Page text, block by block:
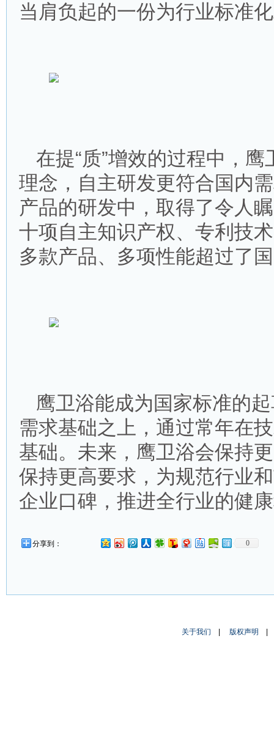
当肩负起的一份为行业标准
在提“质”增效的过程中，
理念，自主研发更符合国内
产品的研发中，取得了令人
十项自主知识产权、专利技
多款产品、多项性能超过了
鹰卫浴能成为国家标准的
需求基础之上，通过常年在
基础。未来，鹰卫浴会保持
保持更高要求，为规范行业
企业口碑，推进全行业的健
分享到： 0
关于我们 版权声明